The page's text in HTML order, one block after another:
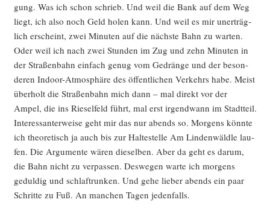
gung. Was ich schon schrieb. Und weil die Bank auf dem Weg
liegt, ich also noch Geld holen kann. Und weil es mir uner­träg­
lich erscheint, zwei Minu­ten auf die nächs­te Bahn zu war­ten.
Oder weil ich nach zwei Stun­den im Zug und zehn Minu­ten in
der Stra­ßen­bahn ein­fach genug vom Gedrän­ge und der beson­
de­ren Indoor-Atmo­sphä­re des öffent­li­chen Ver­kehrs habe. Meist
über­holt die Stra­ßen­bahn mich dann – mal direkt vor der
Ampel, die ins Rie­sel­feld führt, mal erst irgend­wann im Stadt­teil.
Inter­es­san­ter­wei­se geht mir das nur abends so. Mor­gens könn­te
ich theo­re­tisch ja auch bis zur Hal­te­stel­le Am Lin­den­wäld­le lau­
fen. Die Argu­men­te wären die­sel­ben. Aber da geht es dar­um,
die Bahn nicht zu ver­pas­sen. Des­we­gen war­te ich mor­gens
gedul­dig und schlaf­trun­ken. Und gehe lie­ber abends ein paar
Schrit­te zu Fuß. An man­chen Tagen jedenfalls.